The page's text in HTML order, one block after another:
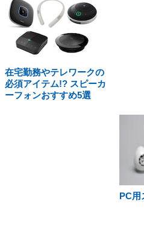
在宅勤務やテレワークの
必須アイテム!? スピーカ
ーフォンおすすめ5選
PC用